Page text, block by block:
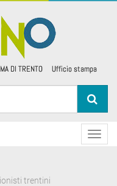
trentini